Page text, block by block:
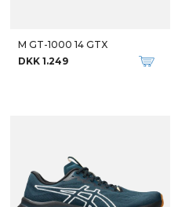
Qalipaatit arlallit
M VOMERO PLUS